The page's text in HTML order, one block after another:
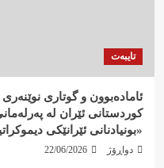
تایبەت
ئامادەبوون و گوتاری
کوردستانی ئێران لە
«بونیادنانی ئێرانێکی
دواڕۆژ 22/06/2026